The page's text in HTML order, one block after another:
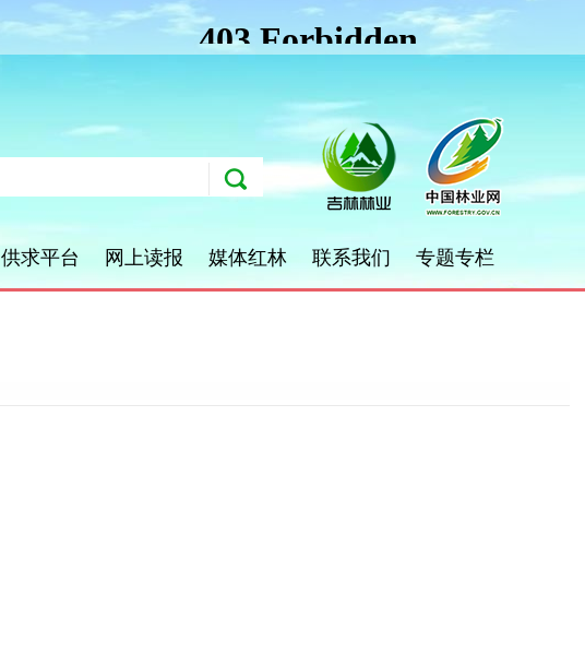
供求平台 网上读报 媒体红林 联系我们 专题专栏